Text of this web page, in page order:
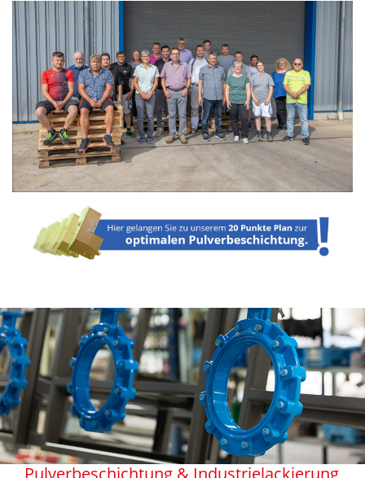
Pulverbeschichtung & Industrielackierung